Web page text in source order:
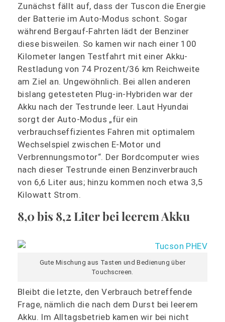
Zunächst fällt auf, dass der Tuscon die Energie
der Batterie im Auto-Modus schont. Sogar
während Bergauf-Fahrten lädt der Benziner
diese bisweilen. So kamen wir nach einer 100
Kilometer langen Testfahrt mit einer Akku-
Restladung von 74 Prozent/36 km Reichweite
am Ziel an. Ungewöhnlich. Bei allen anderen
bislang getesteten Plug-in-Hybriden war der
Akku nach der Testrunde leer. Laut Hyundai
sorgt der Auto-Modus „für ein
verbrauchseffizientes Fahren mit optimalem
Wechselspiel zwischen E-Motor und
Verbrennungsmotor“. Der Bordcomputer wies
nach dieser Testrunde einen Benzinverbrauch
von 6,6 Liter aus; hinzu kommen noch etwa 3,5
Kilowatt Strom.
8,0 bis 8,2 Liter bei leerem Akku
Gute Mischung aus Tasten und Bedienung über
Touchscreen.
Bleibt die letzte, den Verbrauch betreffende
Frage, nämlich die nach dem Durst bei leerem
Akku. Im Alltagsbetrieb kamen wir bei nicht